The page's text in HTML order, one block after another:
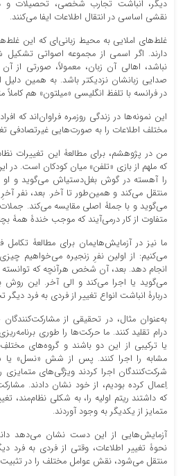
دیگر، انباشت تجارب شخصی، تحصیلات و
نقشی اساسی در انتقال اطلاعات ایفا می‏‌کنند.
غلط‌‏های املایی به محیط زبانی‌ای که این
دارند. اگر اسمی از مجموعه اصواتی تشکیل
نباشد، اهالی آن زبان، معمولاً، صورتی از
صدایی زبانشان نزدیک‏تر باشد. به همین
در فرانسه با تلفظ انگلیسی «میلتون» هم
این نمونه‌ها در زندگی روزمره فراوان‌اند که
مختلف اطلاعات را به صورت‏‌هایی غیرتصادفی
من در پژوهشم، برای مطالعۀ این تغییرات
که ملهم از بازی «تلفن» میان کودکان است. در
را آهسته در گوش بغل‏‌دستی‏اش می‏‌گوید و
منتقل می‏‌کند و همین‌‏طور تا آخر. بعد، نفر
می‏‌گوید و با جملۀ اصلی مقایسه می‌‏کند.
متفاوت از کار درمی‌‎‏آیند که موجب خندۀ همۀ بچه‌‏ها می‏‌شود.
ما نیز در آزمایش‌‏هایمان برای مطالعۀ
می‏‌کنیم: از اولین نفرِ زنجیره می‏‌خواهیم
انجام دهد. بعد، آن شخص هرآنچه که توانسته
می‏‌گوید یا اجرا می‏‌کند و الی آخر. این روش
دربارۀ انباشت انواع تغییر از فردی به فرد دیگر
به‌عنوان مثال، در تحقیقی از
درام تقلید کنند. ما حرکت‏‌ها را طوری
یا ترکیبی از این دو باشند و گروه‏‌های
مشابه را اجرا کنند. پس از شش «نسل» یا
شرکت‏‌کنندگان اجرا ‏کردند ویژگی‌‏های
اِعمال کرده بودیم، از خود نشان دادند.
که داشتند ریتم اولیه را، به شکلی نظام‏‌مند،
متمایز از یکدیگر به وجود آوردند.
آزمایش‏‌هایی از این دست نشان می‏‌دهد
نحوۀ تغییر اطلاعات، وقتی از فردی به فرد
منتقل می‏‌شود، نقش عوامل مختلف را در تثبیت